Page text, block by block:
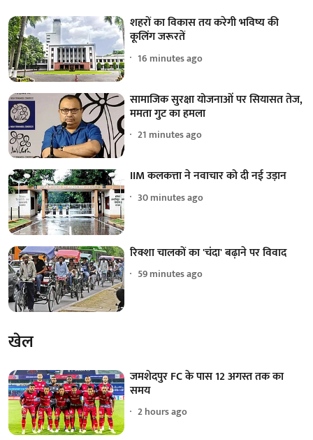
शहरों का विकास तय करेगी भविष्य की
कूलिंग जरूरतें
16 minutes ago
सामाजिक सुरक्षा योजनाओं पर सियासत तेज,
ममता गुट का हमला
21 minutes ago
IIM कलकत्ता ने नवाचार को दी नई उड़ान
30 minutes ago
रिक्शा चालकों का 'चंदा' बढ़ाने पर विवाद
59 minutes ago
खेल
जमशेदपुर FC के पास 12 अगस्त तक का
समय
2 hours ago